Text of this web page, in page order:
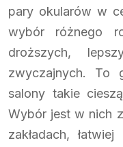
pary okularów w
wybór różnego
droższych,
zwyczajnych. To
salony takie
Wybór jest w nich
zakładach,